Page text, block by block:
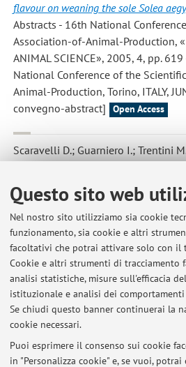
Questo sito web
Nel nostro sito utilizziamo sia cookie
funzionamento, sia cookie e altri
facoltativi che potrai attivare solo con il
Cookie e altri strumenti di tracciamento
analisi statistiche, misure sull'efficacia
istituzionale e analisi dei
Se chiudi questo banner continuerai la
cookie necessari.
Puoi esprimere il consenso sui cookie
in "Personalizza cookie" e, se vuoi,
flavour on weaning the sole Solea
Abstracts - 16th National
Association-of-Animal-Production,
ANIMAL SCIENCE», 2005, 4, pp.
National Conference of the
Animal-Production, Torino, ITALY,
convegno-abstract]
Open Access
Scaravelli D.; Guarniero I.; Trentini
«BOLLETTINO MALACOLOGICO»,
(atti di: IV International Congress of
Malacological Societies, Napoli,
convegno-abstract]
1 2 3